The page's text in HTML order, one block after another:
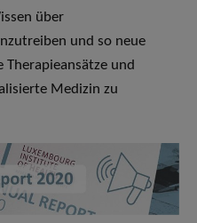
über
und so neue
Therapieansätze und
Medizin zu